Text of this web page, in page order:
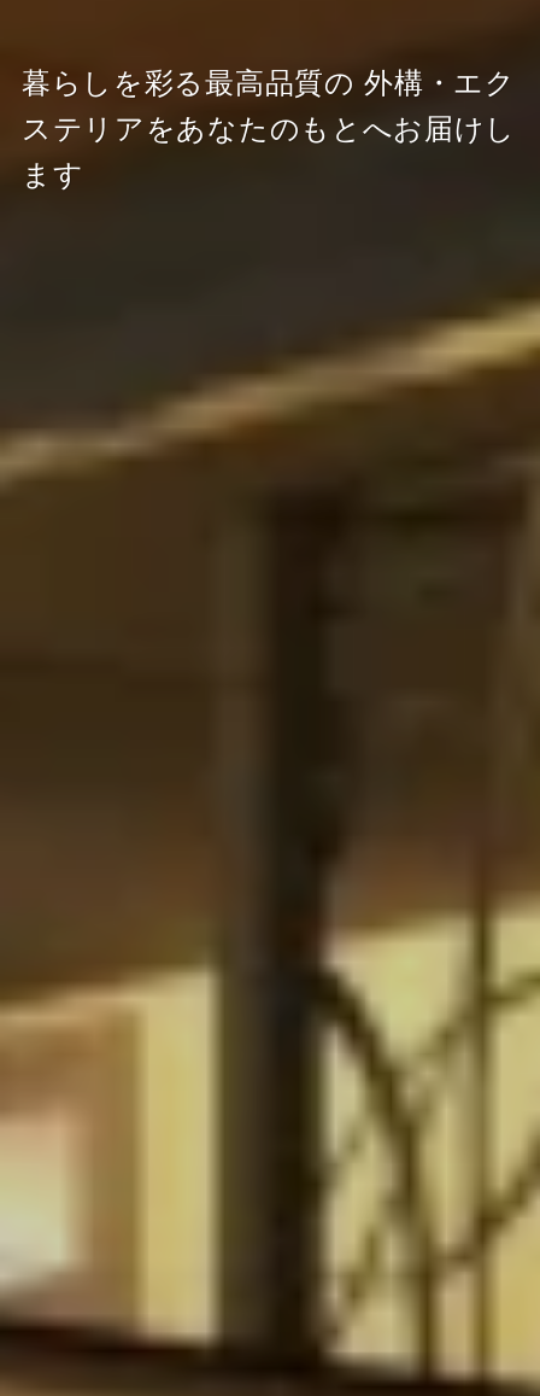
暮らしを彩る最高品質の 外構・エク
ステリアをあなたのもとへお届けし
ます